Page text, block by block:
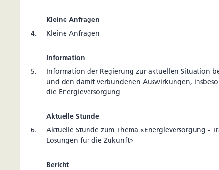
Kleine Anfragen
4.
Kleine Anfragen
Information
5.
Infor­ma­tion der Regie­rung zur aktu­ellen Situa­tion
und den damit ver­bun­denen Aus­wir­kungen,
die Energieversorgung
Aktuelle Stunde
6.
Aktu­elle Stunde zum Thema «Ener­gie­ver­sor­gung -
Lösungen für die Zukunft»
Bericht